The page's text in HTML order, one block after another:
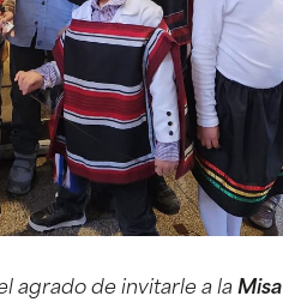
agrado de invitarle a la Misa